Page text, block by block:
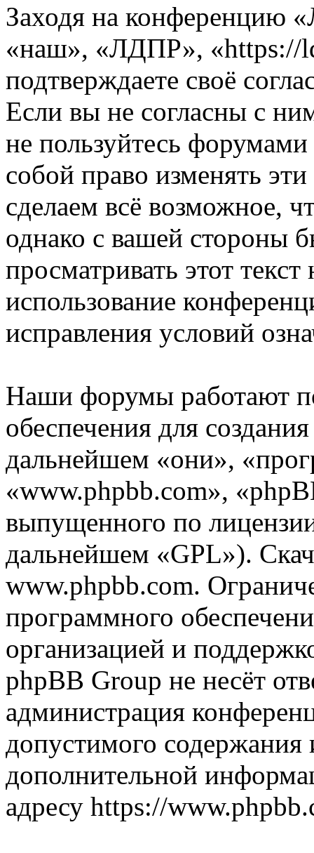
Заходя на конференцию
«наш», «ЛДПР», «https://
подтверждаете своё
Если вы не согласны с
не пользуйтесь
собой право изменять
сделаем всё возможное,
однако с вашей стороны
просматривать этот
использование
исправления условий
Наши форумы работают
обеспечения для
дальнейшем «они»,
«www.phpbb.com»,
выпущенного по
дальнейшем «GPL»).
www.phpbb.com.
программного
организацией и
phpBB Group не несёт
администрация
допустимого
дополнительной
адресу https://